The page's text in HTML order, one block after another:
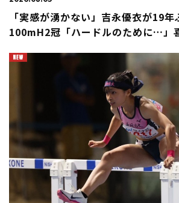
「実感が湧かない」吉永優衣が19年
100mH2冠「ハードルのために…」